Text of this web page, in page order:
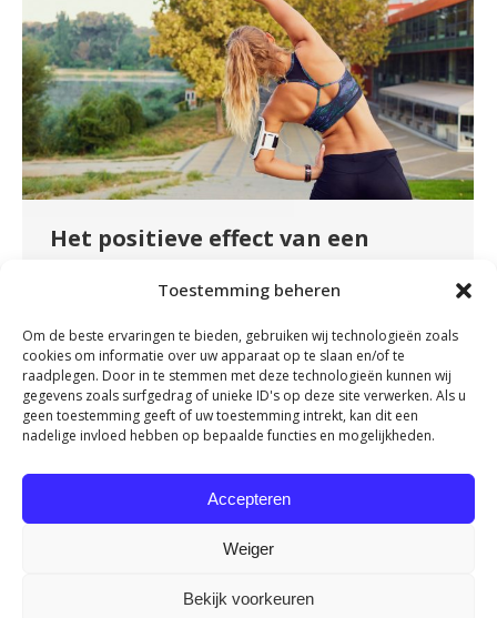
Toestemming beheren
Om de beste ervaringen te bieden, gebruiken wij technologieën zoals
cookies om informatie over uw apparaat op te slaan en/of te
raadplegen. Door in te stemmen met deze technologieën kunnen wij
gegevens zoals surfgedrag of unieke ID's op deze site verwerken. Als u
geen toestemming geeft of uw toestemming intrekt, kan dit een
nadelige invloed hebben op bepaalde functies en mogelijkheden.
Accepteren
Weiger
Bekijk voorkeuren
Het positieve effect van een
Hoeveel tijd neemt u voor uw workout of
training? Tegenwoordig zijn we vaak gehaast
en lijken we nergens meer echt de tijd voor te
nemen. Terwijl u eet, bent u misschien bezig op
bent u aan het bellen en soms stuurt u zelfs e-
mails vanaf uw telefoon…